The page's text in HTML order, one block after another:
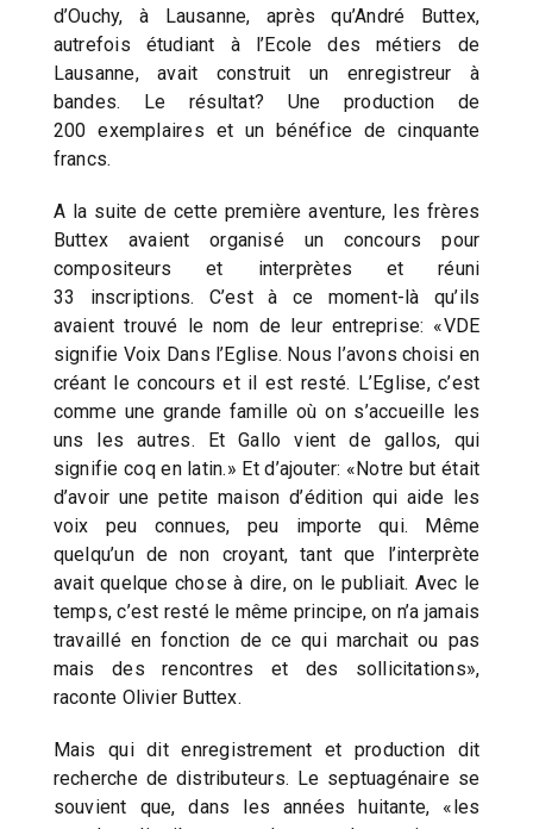
d’Ouchy, à Lausanne, après qu’André Buttex,
autrefois étudiant à l’Ecole des métiers de
Lausanne, avait construit un enregistreur à
bandes. Le résultat? Une production de
200 exemplaires et un bénéfice de cinquante
francs.
A la suite de cette première aventure, les frères
Buttex avaient organisé un concours pour
compositeurs et interprètes et réuni
33 inscriptions. C’est à ce moment-là qu’ils
avaient trouvé le nom de leur entreprise: «VDE
signifie Voix Dans l’Eglise. Nous l’avons choisi en
créant le concours et il est resté. L’Eglise, c’est
comme une grande famille où on s’accueille les
uns les autres. Et Gallo vient de gallos, qui
signifie coq en latin.» Et d’ajouter: «Notre but était
d’avoir une petite maison d’édition qui aide les
voix peu connues, peu importe qui. Même
quelqu’un de non croyant, tant que l’interprète
avait quelque chose à dire, on le publiait. Avec le
temps, c’est resté le même principe, on n’a jamais
travaillé en fonction de ce qui marchait ou pas
mais des rencontres et des sollicitations»,
raconte Olivier Buttex.
Mais qui dit enregistrement et production dit
recherche de distributeurs. Le septuagénaire se
souvient que, dans les années huitante, «les